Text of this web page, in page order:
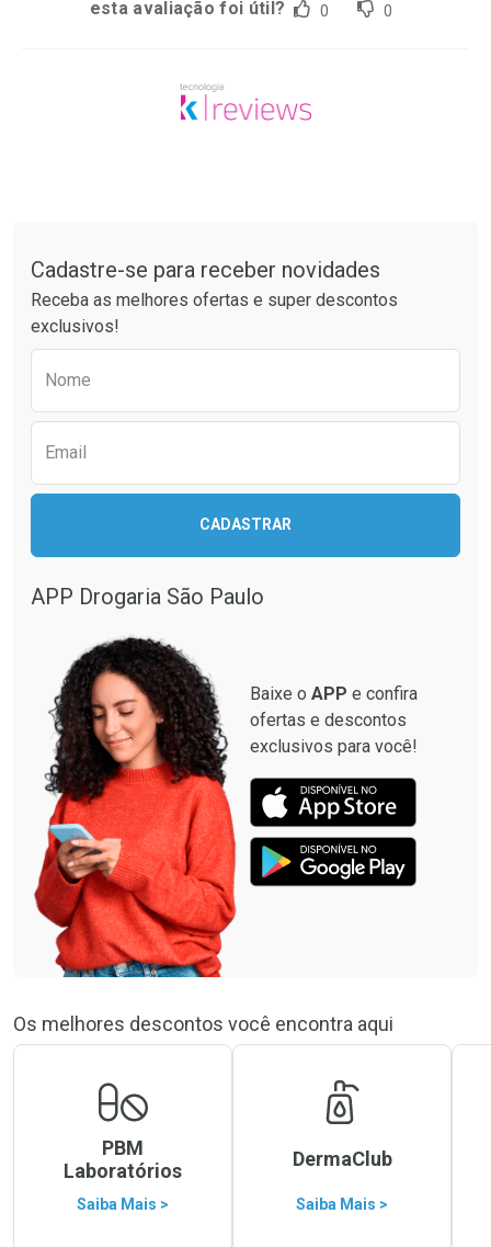
esta avaliação foi útil? 0 0
Cadastre-se para receber novidades
Receba as melhores ofertas e super descontos
exclusivos!
Nome
Email
CADASTRAR
APP Drogaria São Paulo
Baixe o APP e confira
ofertas e descontos
exclusivos para você!
Os melhores descontos você encontra aqui
PBM
Laboratórios
Saiba Mais >
DermaClub
Saiba Mais >